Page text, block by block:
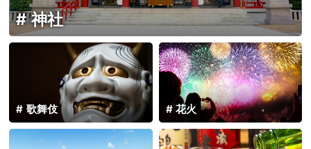
神社
歌舞伎 花火